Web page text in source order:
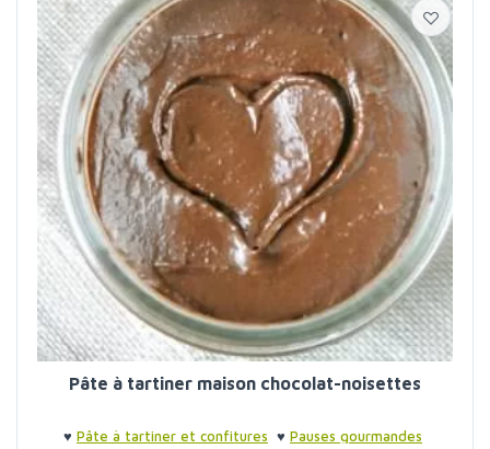
Pâte à tartiner maison chocolat-noisettes
♥ Pâte à tartiner et confitures ♥ Pauses gourmandes